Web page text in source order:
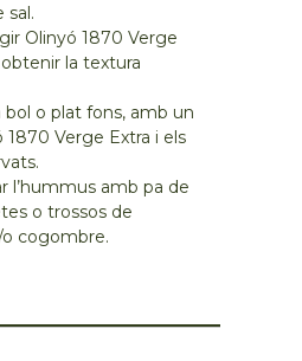
sal.
Olinyó 1870 Verge
la textura
bol o plat fons, amb un
1870 Verge Extra i els
l’hummus amb pa de
o trossos de
cogombre.